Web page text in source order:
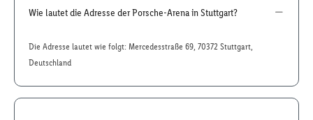
Wie lautet die Adresse der Porsche-Arena in Stuttgart?
Die Adresse lautet wie folgt: Mercedesstraße 69, 70372 Stuttgart,
Deutschland